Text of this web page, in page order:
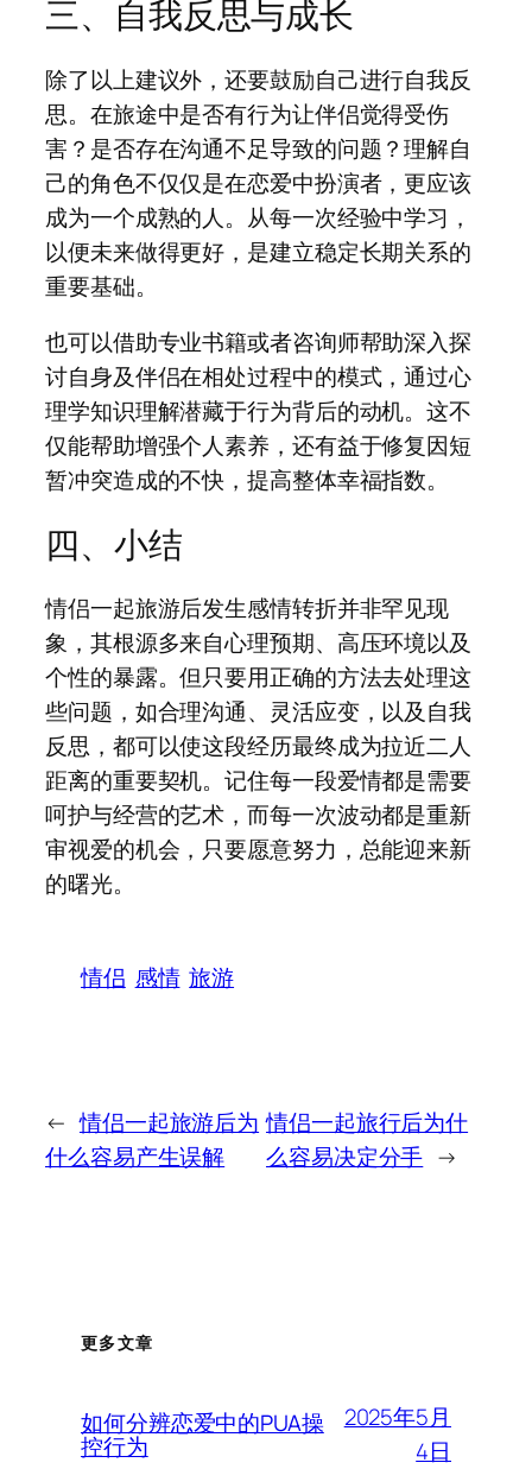
三、自我反思与成长
除了以上建议外，还要鼓励自己进行自我反
思。在旅途中是否有行为让伴侣觉得受伤
害？是否存在沟通不足导致的问题？理解自
己的角色不仅仅是在恋爱中扮演者，更应该
成为一个成熟的人。从每一次经验中学习，
以便未来做得更好，是建立稳定长期关系的
重要基础。
也可以借助专业书籍或者咨询师帮助深入探
讨自身及伴侣在相处过程中的模式，通过心
理学知识理解潜藏于行为背后的动机。这不
仅能帮助增强个人素养，还有益于修复因短
暂冲突造成的不快，提高整体幸福指数。
四、小结
情侣一起旅游后发生感情转折并非罕见现
象，其根源多来自心理预期、高压环境以及
个性的暴露。但只要用正确的方法去处理这
些问题，如合理沟通、灵活应变，以及自我
反思，都可以使这段经历最终成为拉近二人
距离的重要契机。记住每一段爱情都是需要
呵护与经营的艺术，而每一次波动都是重新
审视爱的机会，只要愿意努力，总能迎来新
的曙光。
情侣 感情 旅游
← 情侣一起旅游后为
什么容易产生误解
情侣一起旅行后为什
么容易决定分手 →
更多文章
如何分辨恋爱中的PUA操
控行为
2025年5月
4日